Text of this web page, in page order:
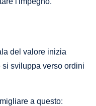
del valore inizia
sviluppa verso ordini
a questo: